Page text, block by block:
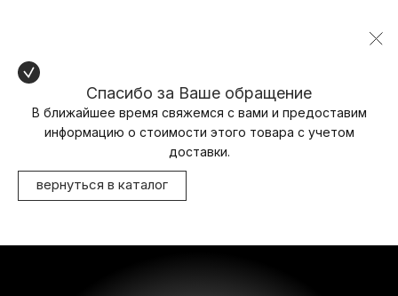
Спасибо за Ваше обращение
В ближайшее время свяжемся с вами и предоставим
информацию о стоимости этого товара с учетом
доставки.
вернуться в каталог